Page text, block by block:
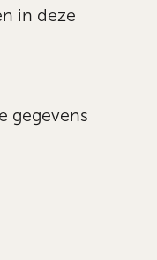
in deze
gegevens